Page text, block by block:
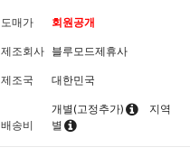
도매가 회원공개
제조회사 블루모드제휴사
제조국 대한민국
배송비
개별(고정추가)
지역
별